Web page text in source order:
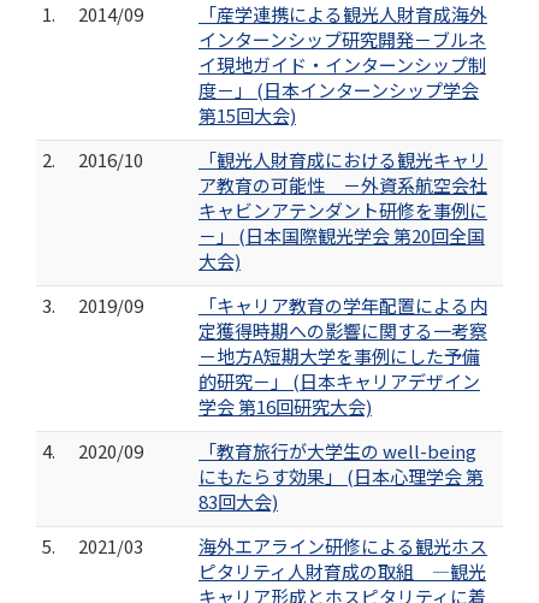
1.
2014/09
「産学連携による観光人財育成海外
インターンシップ研究開発－ブルネ
イ現地ガイド・インターンシップ制
度－」 (日本インターンシップ学会
第15回大会)
2.
2016/10
「観光人財育成における観光キャリ
ア教育の可能性 －外資系航空会社
キャビンアテンダント研修を事例に
－」 (日本国際観光学会 第20回全国
大会)
3.
2019/09
「キャリア教育の学年配置による内
定獲得時期への影響に関する一考察
－地方A短期大学を事例にした予備
的研究－」 (日本キャリアデザイン
学会 第16回研究大会)
4.
2020/09
「教育旅行が大学生の well-being
にもたらす効果」 (日本心理学会 第
83回大会)
5.
2021/03
海外エアライン研修による観光ホス
ピタリティ人財育成の取組 ―観光
キャリア形成とホスピタリティに着